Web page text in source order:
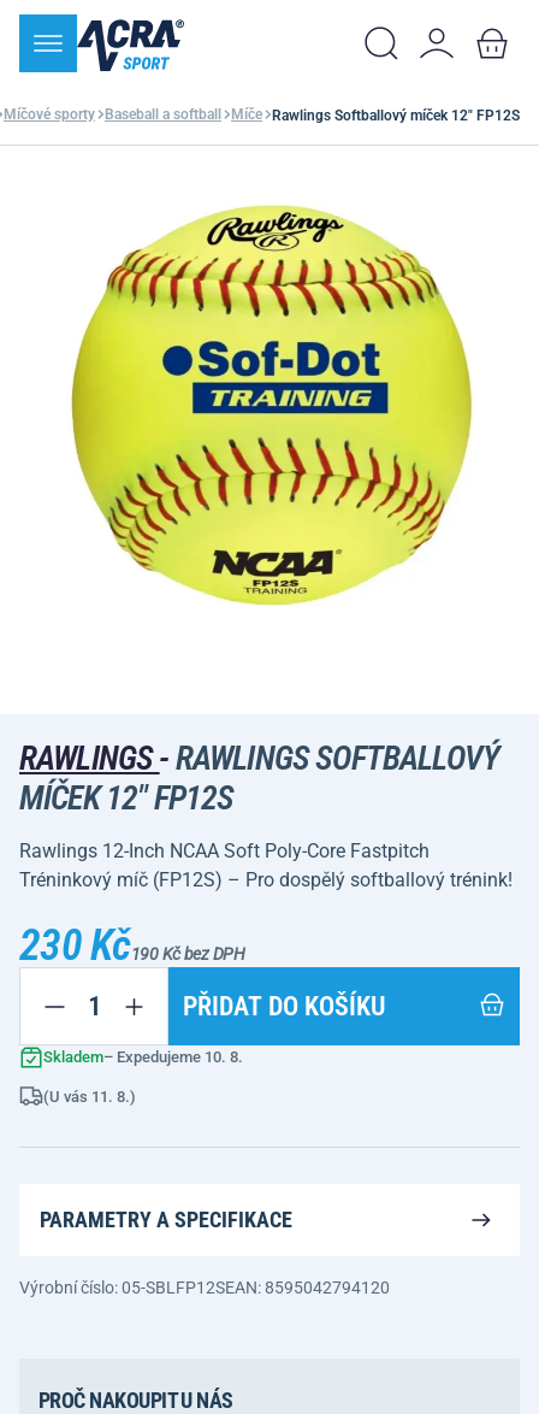
Míčové sporty Baseball a softball Míče Rawlings Softballový míček 12" FP12S
RAWLINGS-RAWLINGS SOFTBALLOVÝ
MÍČEK 12" FP12S
Rawlings 12-Inch NCAA Soft Poly-Core Fastpitch
Tréninkový míč (FP12S) – Pro dospělý softballový trénink!
230 Kč190 Kč bez DPH
PŘIDAT DO KOŠÍKU
Skladem– Expedujeme 10. 8.
(U vás 11. 8.)
PARAMETRY A SPECIFIKACE
Výrobní číslo: 05-SBLFP12SEAN: 8595042794120
PROČ NAKOUPIT U NÁS